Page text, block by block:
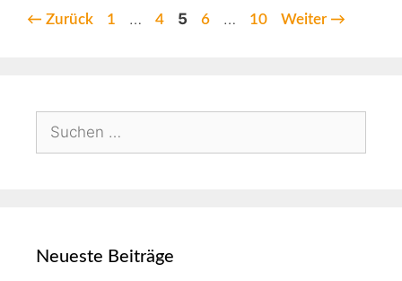
← Zurück 1 … 4 5 6 … 10 Weiter →
Neueste Beiträge